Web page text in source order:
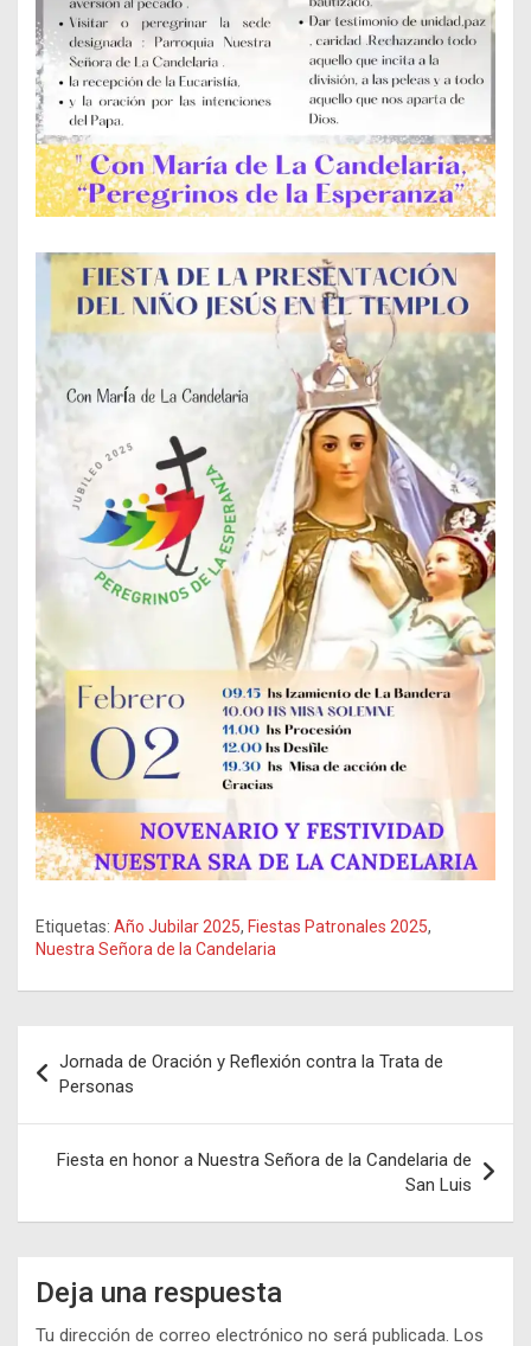
Etiquetas: Año Jubilar 2025, Fiestas Patronales 2025,
Nuestra Señora de la Candelaria
de
entradas
Jornada de Oración y Reflexión contra la Trata de
Personas
Fiesta en honor a Nuestra Señora de la Candelaria de
San Luis
Deja una respuesta
Tu dirección de correo electrónico no será publicada. Los